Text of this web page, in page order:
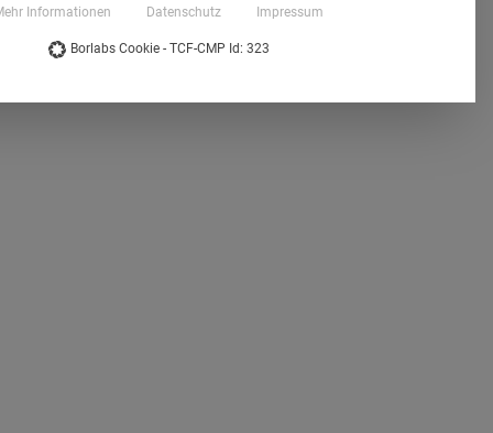
Informationen Datenschutz Impressum
Borlabs Cookie - TCF-CMP Id: 323